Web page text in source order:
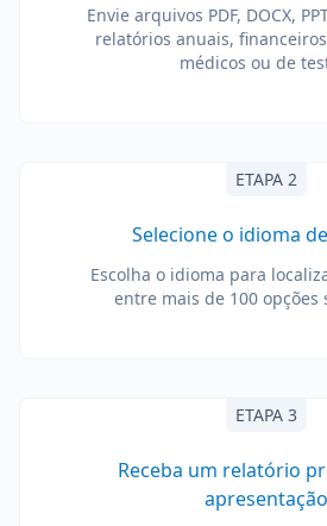
Envie arquivos PDF, DOCX,
relatórios anuais,
médicos ou de
ETAPA 2
Selecione o idioma
Escolha o idioma para
entre mais de 100 opções
ETAPA 3
Receba um relatório
apresentação